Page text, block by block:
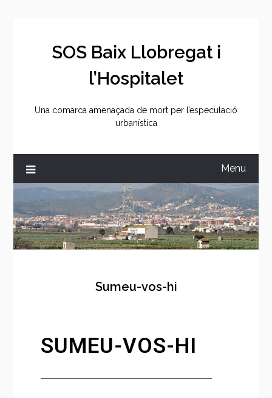
SOS Baix Llobregat i
l’Hospitalet
Una comarca amenaçada de mort per l’especulació
urbanística
Menu
Sumeu-vos-hi
SUMEU-VOS-HI